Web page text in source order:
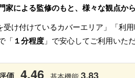
家による監修のもと、様々な観点か
け付けているカバーエリア」「利
「 １分程度 」で安心してご利用いた